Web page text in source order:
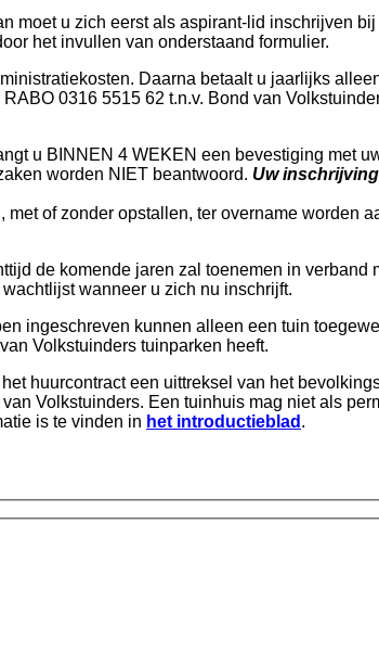
moet u zich eerst als aspirant-lid inschrijven
het invullen van onderstaand formulier.
Daarna betaalt u jaarlijks
0316 5515 62 t.n.v. Bond van
u BINNEN 4 WEKEN een bevestiging met
worden NIET beantwoord. Uw
of zonder opstallen, ter overname worden
de komende jaren zal toenemen in
wanneer u zich nu inschrijft.
ingeschreven kunnen alleen een tuin
Volkstuinders tuinparken heeft.
huurcontract een uittreksel van het
Volkstuinders. Een tuinhuis mag niet als
is te vinden in het introductieblad .